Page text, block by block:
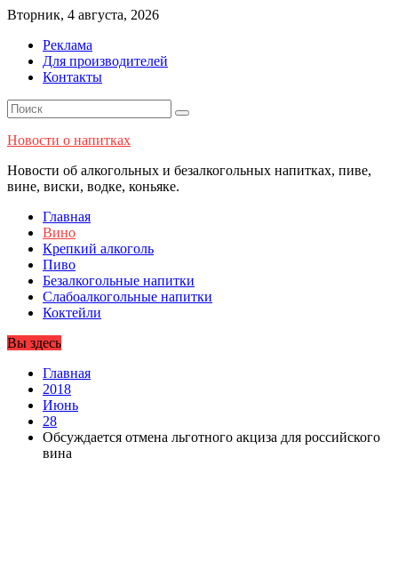
Перейти
содержимому
Вторник, 4 августа, 2026
Реклама
Для производителей
Контакты
Новости о напитках
Новости об алкогольных и безалкогольных напитках, пиве,
вине, виски, водке, коньяке.
Главная
Вино
Крепкий алкоголь
Пиво
Безалкогольные напитки
Слабоалкогольные напитки
Коктейли
Вы здесь
Главная
2018
Июнь
28
Обсуждается отмена льготного акциза для российского
вина